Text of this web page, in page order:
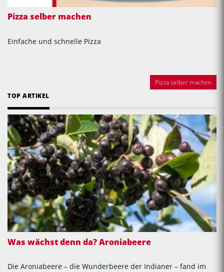
Pizza selber machen
Einfache und schnelle Pizza
Pizza selber machen
TOP ARTIKEL
Was wächst denn da? Aroniabeere
Die Aroniabeere – die Wunderbeere der Indianer – fand im